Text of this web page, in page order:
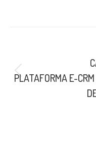
PUBLICACIONES
PLATAFORMA E-